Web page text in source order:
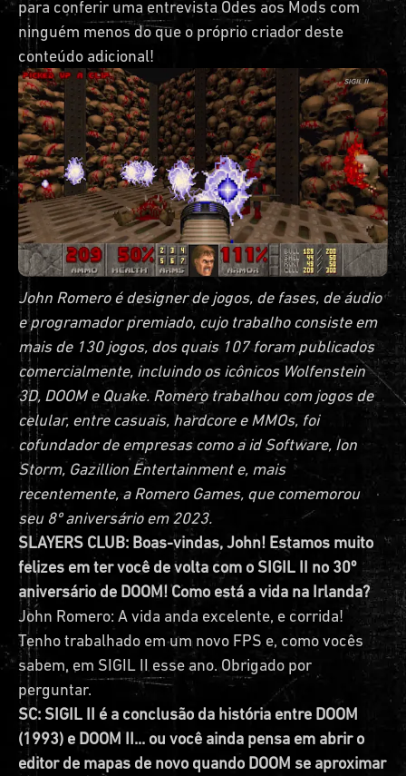
para conferir uma entrevista Odes aos Mods com
ninguém menos do que o próprio criador deste
conteúdo adicional!
John Romero é designer de jogos, de fases, de áudio
e programador premiado, cujo trabalho consiste em
mais de 130 jogos, dos quais 107 foram publicados
comercialmente, incluindo os icônicos Wolfenstein
3D, DOOM e Quake. Romero trabalhou com jogos de
celular, entre casuais, hardcore e MMOs, foi
cofundador de empresas como a id Software, Ion
Storm, Gazillion Entertainment e, mais
recentemente, a Romero Games, que comemorou
seu 8º aniversário em 2023.
SLAYERS CLUB: Boas-vindas, John! Estamos muito
felizes em ter você de volta com o SIGIL II no 30º
aniversário de DOOM! Como está a vida na Irlanda?
John Romero: A vida anda excelente, e corrida!
Tenho trabalhado em um novo FPS e, como vocês
sabem, em SIGIL II esse ano. Obrigado por
perguntar.
SC: SIGIL II é a conclusão da história entre DOOM
(1993) e DOOM II... ou você ainda pensa em abrir o
editor de mapas de novo quando DOOM se aproximar